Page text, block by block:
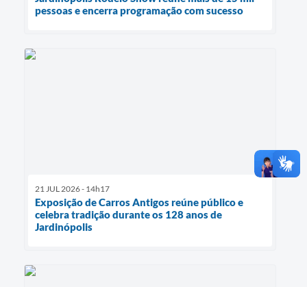
pessoas e encerra programação com sucesso
21 JUL 2026 - 14h17
Exposição de Carros Antigos reúne público e
celebra tradição durante os 128 anos de
Jardinópolis